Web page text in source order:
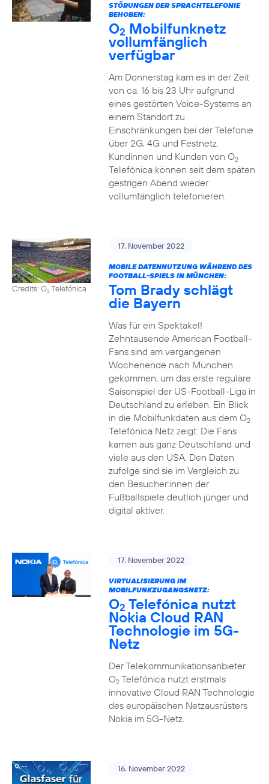
STÖRUNGEN DER SPRACHTELEFONIE
BEHOBEN:
O2 Mobilfunknetz
vollumfänglich
verfügbar
Am Donnerstag kam es in der Zeit
von ca. 16 bis 23 Uhr aufgrund
eines gestörten Voice-Systems an
einem Standort zu
Einschränkungen bei der Telefonie
über 2G, 4G und Festnetz.
Kundinnen und Kunden von O2
Telefónica können seit dem späten
gestrigen Abend wieder
vollumfänglich telefonieren.
Credits: O2Telefónica
17. November 2022
MOBILE DATENNUTZUNG WÄHREND DES
FOOTBALL-SPIELS IN MÜNCHEN:
Tom Brady schlägt
die Bayern
Was für ein Spektakel!
Zehntausende American Football-
Fans sind am vergangenen
Wochenende nach München
gekommen, um das erste reguläre
Saisonspiel der US-Football-Liga in
Deutschland zu erleben. Ein Blick
in die Mobilfunkdaten aus dem O2
Telefónica Netz zeigt: Die Fans
kamen aus ganz Deutschland und
viele aus den USA. Den Daten
zufolge sind sie im Vergleich zu
den Besucher:innen der
Fußballspiele deutlich jünger und
digital aktiver.
17. November 2022
VIRTUALISIERUNG IM
MOBILFUNKZUGANGSNETZ:
O2 Telefónica nutzt
Nokia Cloud RAN
Technologie im 5G-
Netz
Der Telekommunikationsanbieter
O2Telefónica nutzt erstmals
innovative Cloud RAN Technologie
des europäischen Netzausrüsters
Nokia im 5G-Netz.
16. November 2022